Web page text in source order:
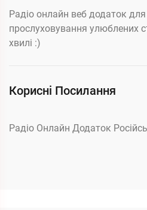
Радіо онлайн веб додаток
прослуховування улюблених
хвилі :)
Корисні Посилання
Радіо Онлайн Додаток